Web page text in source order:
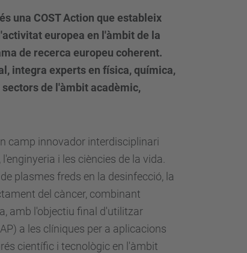
una COST Action que estableix
europea en l'àmbit de la
de recerca europeu coherent.
integra experts en física, química,
de l'àmbit acadèmic,
camp innovador interdisciplinari
i les ciències de la vida.
plasmes freds en la desinfecció, la
del càncer, combinant
amb l'objectiu final d'utilitzar
a les clíniques per a aplicacions
científic i tecnològic en l'àmbit